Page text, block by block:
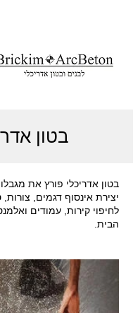
בטון
בטון אדריכלי פורץ את
יצירת אינסוף דגמים, צורות,
לחיפוי קירות, עמודים
הבית.